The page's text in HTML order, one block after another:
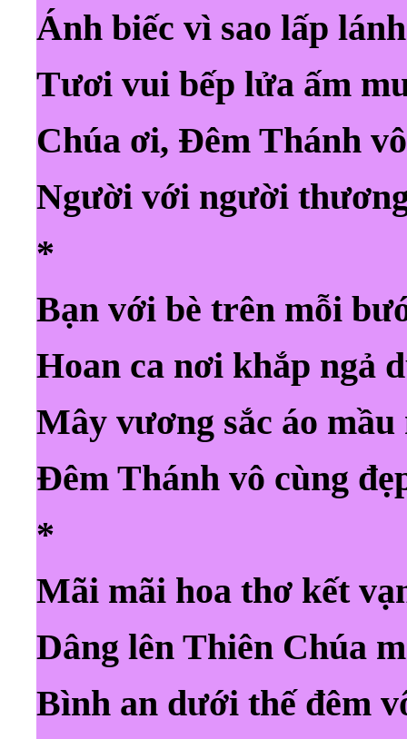
Ánh biếc vì sao lấp
Tươi vui bếp lửa ấm
Chúa ơi, Đêm Thánh
Người với người
*
Bạn với bè trên mỗi
Hoan ca nơi khắp ngả
Mây vương sắc áo mầu
Đêm Thánh vô cùng
*
Mãi mãi hoa thơ kết
Dâng lên Thiên Chúa
Bình an dưới thế đêm